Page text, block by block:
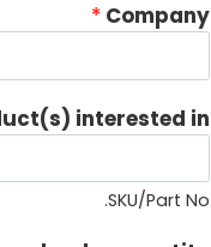
Company
*
n
e
interested in
SKU/Part No.